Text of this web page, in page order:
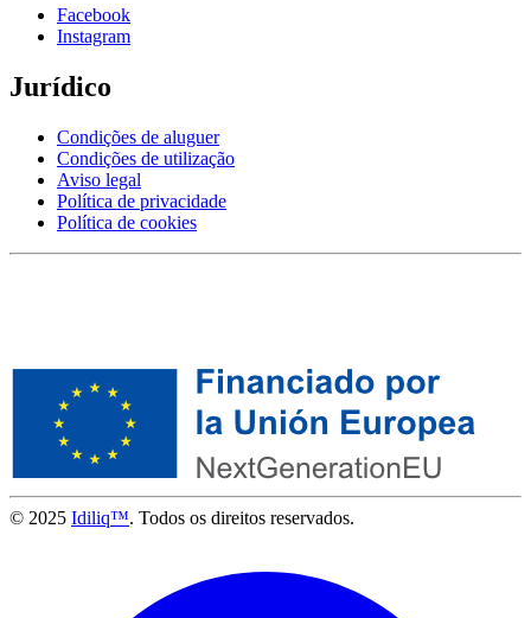
Facebook
Instagram
Jurídico
Condições de aluguer
Condições de utilização
Aviso legal
Política de privacidade
Política de cookies
© 2025 Idiliq™. Todos os direitos reservados.